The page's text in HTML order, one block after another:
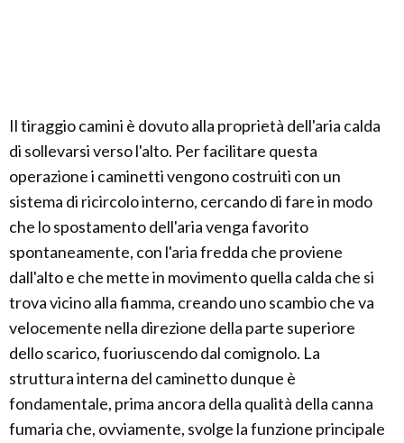
Il tiraggio camini è dovuto alla proprietà dell'aria calda
di sollevarsi verso l'alto. Per facilitare questa
operazione i caminetti vengono costruiti con un
sistema di ricircolo interno, cercando di fare in modo
che lo spostamento dell'aria venga favorito
spontaneamente, con l'aria fredda che proviene
dall'alto e che mette in movimento quella calda che si
trova vicino alla fiamma, creando uno scambio che va
velocemente nella direzione della parte superiore
dello scarico, fuoriuscendo dal comignolo. La
struttura interna del caminetto dunque è
fondamentale, prima ancora della qualità della canna
fumaria che, ovviamente, svolge la funzione principale